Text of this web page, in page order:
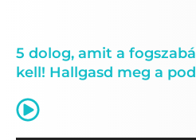
5 dolog, amit a
kell! Hallgasd meg a